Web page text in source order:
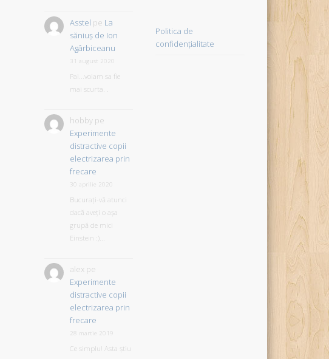
Asstel pe La
săniuş de Ion
Agârbiceanu
31 august 2020
Pai...voiam sa fie
mai scurta. .
hobbype
Experimente
distractive copii
electrizarea prin
frecare
30 aprilie 2020
Bucurați-vă atunci
dacă aveți o așa
grupă de mici
Einstein :)...
alexpe
Experimente
distractive copii
electrizarea prin
frecare
28 martie 2019
Ce simplu! Asta știu
Politica de
confidențialitate